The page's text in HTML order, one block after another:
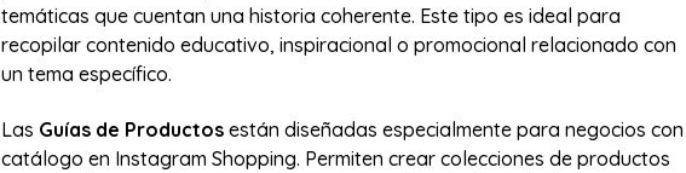
temáticas que cuentan una historia coherente. Este tipo es ideal para
recopilar contenido educativo, inspiracional o promocional relacionado con
un tema específico.
Las Guías de Productos están diseñadas especialmente para negocios con
catálogo en Instagram Shopping. Permiten crear colecciones de productos